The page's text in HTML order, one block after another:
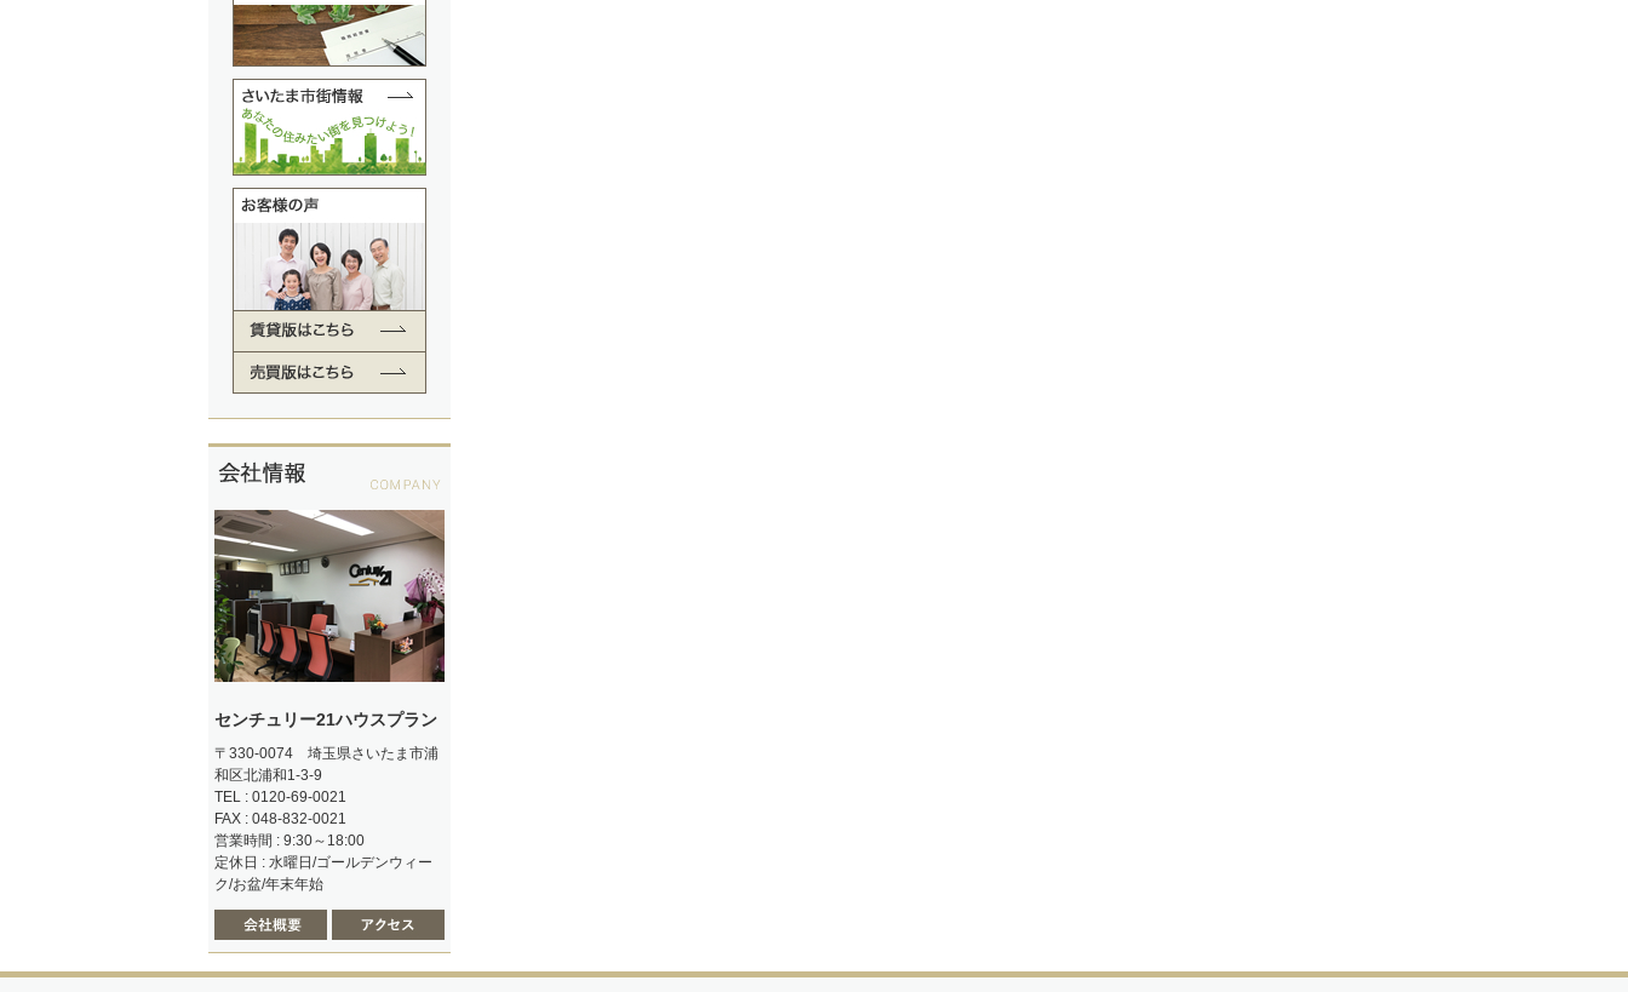
センチュリー21ハウスプラン
〒330-0074 埼玉県さいたま市浦
和区北浦和1-3-9
TEL : 0120-69-0021
FAX : 048-832-0021
営業時間 : 9:30～18:00
定休日 : 水曜日/ゴールデンウィー
ク/お盆/年末年始